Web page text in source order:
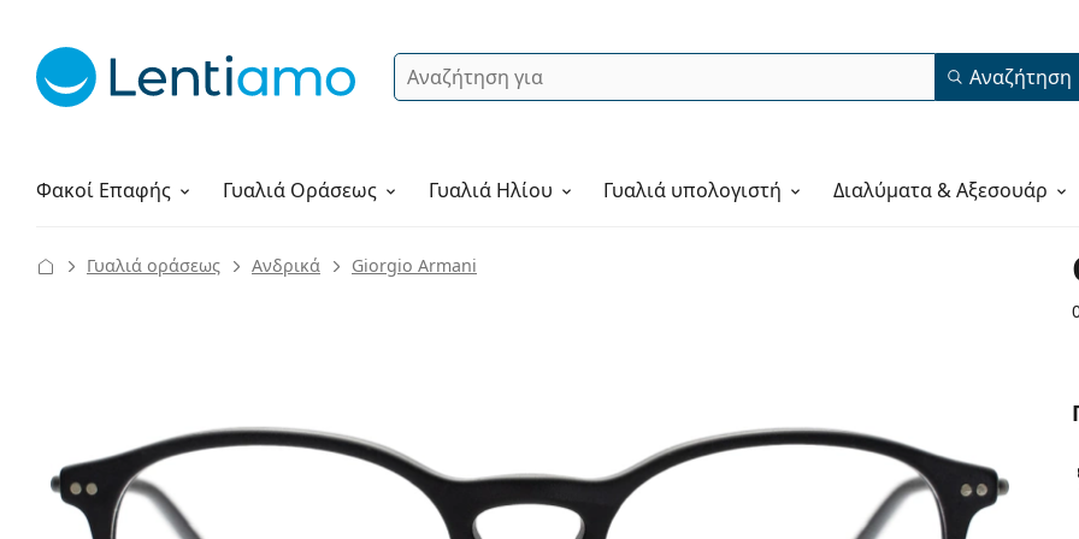
Αναζήτηση Αναζήτηση
Φακοί Επαφής
Υγρά φακών ΓυαλιάΟράσεως Γυαλιά Ηλίου Γυαλιά υπολογιστή Διαλύματα & Αξεσουάρ
Πώς να παραγγείλετε
Γυαλιά οράσεως Ανδρικά Giorgio Armani